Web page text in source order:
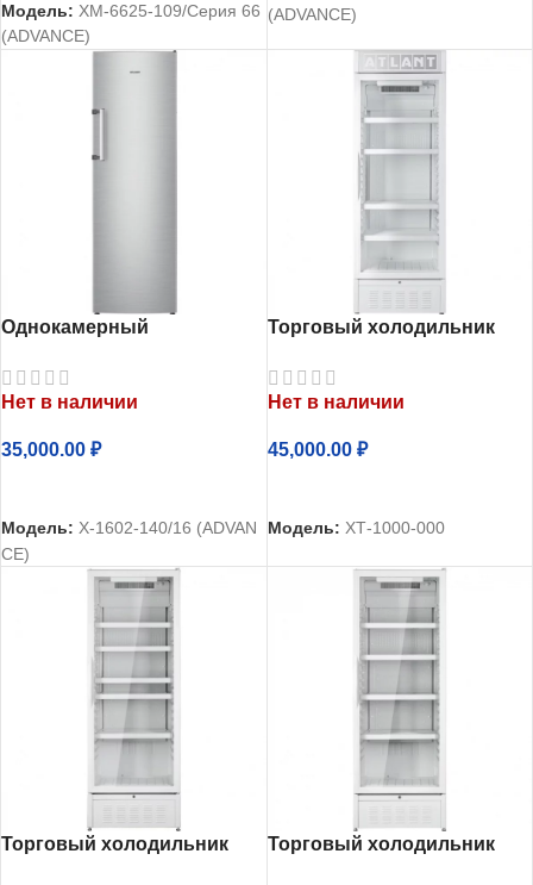
Модель: ХМ-6625-109/Серия 66
(ADVANCE)
(ADVANCE)
Однокамерный
Х-1602-140
Нет в наличии
35,000.00 ₽
Модель: Х-1602-140/16 (ADVAN
CE)
Торговый холодильник
ХТ-1000-000
Нет в наличии
45,000.00 ₽
Модель: ХТ-1000-000
Торговый холодильник
Торговый холодильник